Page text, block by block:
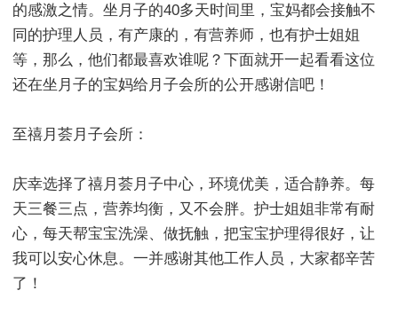
的感激之情。坐月子的40多天时间里，宝妈都会接触不
同的护理人员，有产康的，有营养师，也有护士姐姐
等，那么，他们都最喜欢谁呢？下面就开一起看看这位
还在坐月子的宝妈给月子会所的公开感谢信吧！
至禧月荟月子会所：
庆幸选择了禧月荟月子中心，环境优美，适合静养。每
天三餐三点，营养均衡，又不会胖。护士姐姐非常有耐
心，每天帮宝宝洗澡、做抚触，把宝宝护理得很好，让
我可以安心休息。一并感谢其他工作人员，大家都辛苦
了！